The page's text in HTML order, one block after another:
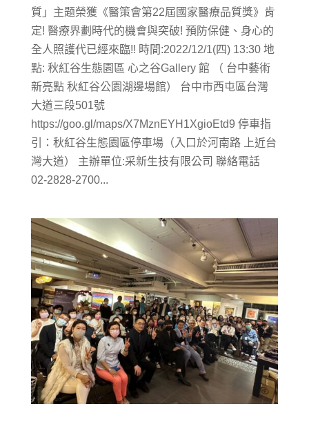
質」主题榮獲《醫策會第22屆國家醫療品質獎》肯
定! 醫療界劃時代的機會與突破! 預防保健、身心的
全人照護代已經來臨!! 時間:2022/12/1(四) 13:30 地
點: 秋紅谷生態園區 心之谷Gallery 館 （ 台中藝術
新亮點 秋紅谷公園湖邊場館） 台中市西屯區台灣
大道三段501號
https://goo.gl/maps/X7MznEYH1XgioEtd9 停車指
引：秋紅谷生態園區停車場（入口於河南路 上近台
灣大道） 主辦單位:采新生技有限公司 聯絡電話
02-2828-2700...